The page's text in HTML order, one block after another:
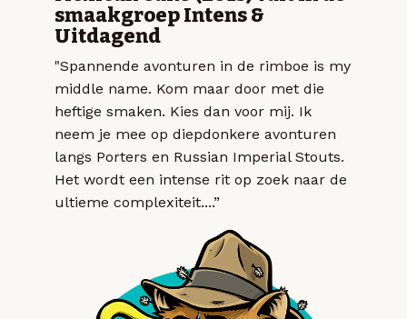
smaakgroep Intens &
Uitdagend
"Spannende avonturen in de rimboe is my
middle name. Kom maar door met die
heftige smaken. Kies dan voor mij. Ik
neem je mee op diepdonkere avonturen
langs Porters en Russian Imperial Stouts.
Het wordt een intense rit op zoek naar de
ultieme complexiteit....”